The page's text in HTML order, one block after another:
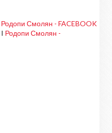
Родопи Смолян - FACEBOOK
I Родопи Смолян -